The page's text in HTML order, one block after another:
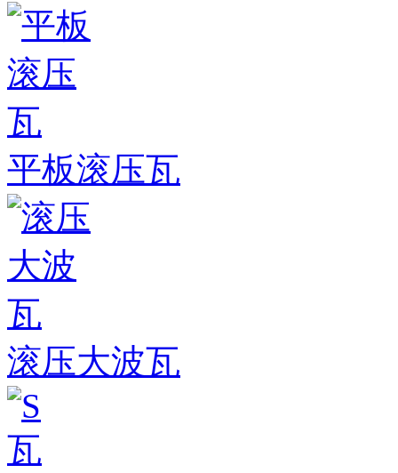
平板滚压瓦
滚压大波瓦